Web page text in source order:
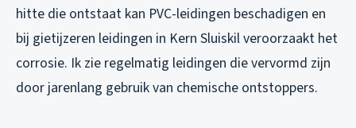
hitte die ontstaat kan PVC-leidingen beschadigen en
bij gietijzeren leidingen in Kern Sluiskil veroorzaakt het
corrosie. Ik zie regelmatig leidingen die vervormd zijn
door jarenlang gebruik van chemische ontstoppers.